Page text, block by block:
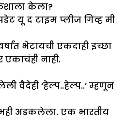
केला?
यू द टाइम प्लीज गिव्ह मी
भेटायची एकदाही इच्छा
नाही.
वैदेही ‘हेल्प..हेल्प..’ म्हणून
अडकलेला. एक भारतीय